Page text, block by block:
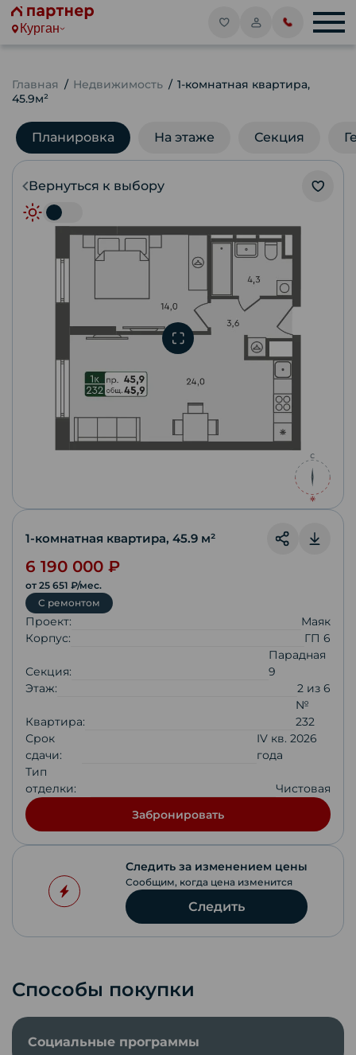
Курган
Главная Недвижимость
1-комнатная квартира,
45.9м²
Планировка На этаже Секция
Вернуться к выбору
1-комнатная квартира, 45.9 м²
6 190 000 ₽
от 25 651 ₽/мес.
С ремонтом
Проект:
Маяк
Корпус:
ГП 6
Секция:
Парадная
9
Этаж:
2 из 6
Квартира:
№
232
Срок
сдачи:
IV кв. 2026
года
Тип
отделки:
Чистовая
Забронировать
Следить за изменением цены
Сообщим, когда цена изменится
Следить
Способы покупки
Социальные программы